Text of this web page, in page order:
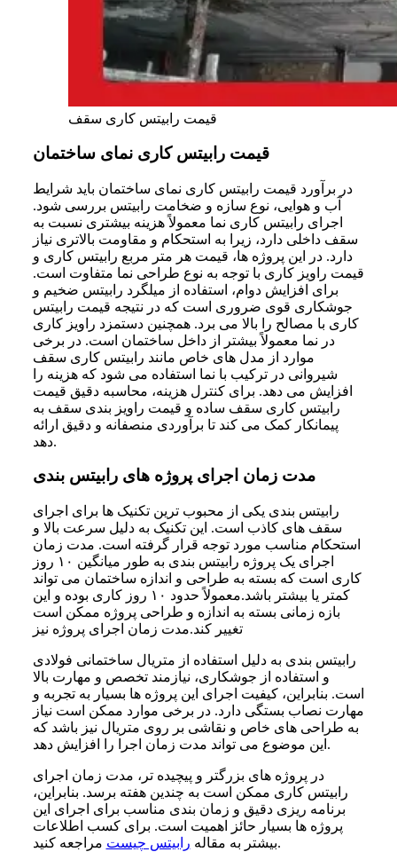
قیمت رابیتس کاری سقف
قیمت رابیتس کاری نمای ساختمان
در برآورد قیمت رابیتس کاری نمای ساختمان باید شرایط
آب و هوایی، نوع سازه و ضخامت رابیتس بررسی شود.
اجرای رابیتس کاری نما معمولاً هزینه بیشتری نسبت به
سقف داخلی دارد، زیرا به استحکام و مقاومت بالاتری نیاز
دارد. در این پروژه‌ ها، قیمت هر متر مربع رابیتس کاری و
قیمت راویز کاری با توجه به نوع طراحی نما متفاوت است.
برای افزایش دوام، استفاده از میلگرد رابیتس ضخیم و
جوشکاری قوی ضروری است که در نتیجه قیمت رابیتس
کاری با مصالح را بالا می‌ برد. همچنین دستمزد راویز کاری
در نما معمولاً بیشتر از داخل ساختمان است. در برخی
موارد از مدل‌ های خاص مانند رابیتس کاری سقف
شیروانی در ترکیب با نما استفاده می‌ شود که هزینه را
افزایش می‌ دهد. برای کنترل هزینه، محاسبه دقیق قیمت
رابیتس کاری سقف ساده و قیمت راویز بندی سقف به
پیمانکار کمک می‌ کند تا برآوردی منصفانه و دقیق ارائه
دهد.
مدت زمان اجرای پروژه های رابیتس بندی
رابیتس بندی یکی از محبوب‌ ترین تکنیک‌ ها برای اجرای
سقف‌ های کاذب است. این تکنیک به دلیل سرعت بالا و
استحکام مناسب مورد توجه قرار گرفته است. مدت زمان
اجرای یک پروژه رابیتس بندی به طور میانگین ۱۰ روز
کاری است که بسته به طراحی و اندازه ساختمان می‌ تواند
کمتر یا بیشتر باشد.معمولاً حدود ۱۰ روز کاری بوده و این
بازه زمانی بسته به اندازه و طراحی پروژه ممکن است
تغییر کند.مدت زمان اجرای پروژه نیز
رابیتس بندی به دلیل استفاده از متریال ساختمانی فولادی
و استفاده از جوشکاری، نیازمند تخصص و مهارت بالا
است. بنابراین، کیفیت اجرای این پروژه‌ ها بسیار به تجربه و
مهارت نصاب بستگی دارد. در برخی موارد ممکن است نیاز
به طراحی‌ های خاص و نقاشی بر روی متریال نیز باشد که
این موضوع می‌ تواند مدت زمان اجرا را افزایش دهد.
در پروژه‌ های بزرگتر و پیچیده‌ تر، مدت زمان اجرای
رابیتس کاری ممکن است به چندین هفته برسد. بنابراین،
برنامه‌ ریزی دقیق و زمان‌ بندی مناسب برای اجرای این
پروژه‌ ها بسیار حائز اهمیت است. برای کسب اطلاعات
بیشتر به مقاله رابیتس چیست مراجعه کنید.